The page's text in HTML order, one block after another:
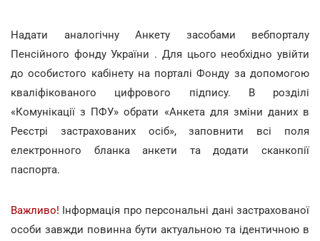
Надати аналогічну Анкету засобами вебпорталу
Пенсійного фонду України . Для цього необхідно увійти
до особистого кабінету на порталі Фонду за допомогою
кваліфікованого цифрового підпису. В розділі
«Комунікації з ПФУ» обрати «Анкета для зміни даних в
Реєстрі застрахованих осіб», заповнити всі поля
електронного бланка анкети та додати сканкопії
паспорта.
Важливо! Інформація про персональні дані застрахованої
особи завжди повинна бути актуальною та ідентичною в